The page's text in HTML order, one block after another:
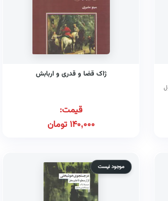
ژاک قضا و قدری و اربابش
قیمت:
140,000تومان
موجود نیست